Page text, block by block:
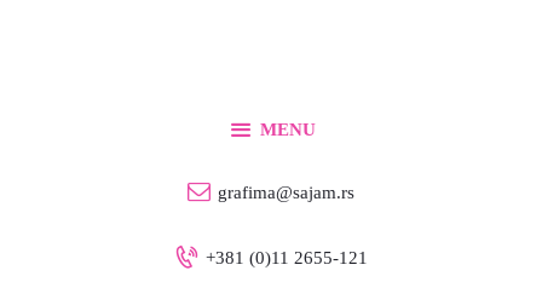
MENU
grafima@sajam.rs
+381 (0)11 2655-121